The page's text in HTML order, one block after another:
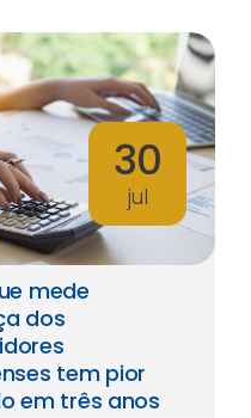
30
jul
mede
dos
tem pior
em três anos